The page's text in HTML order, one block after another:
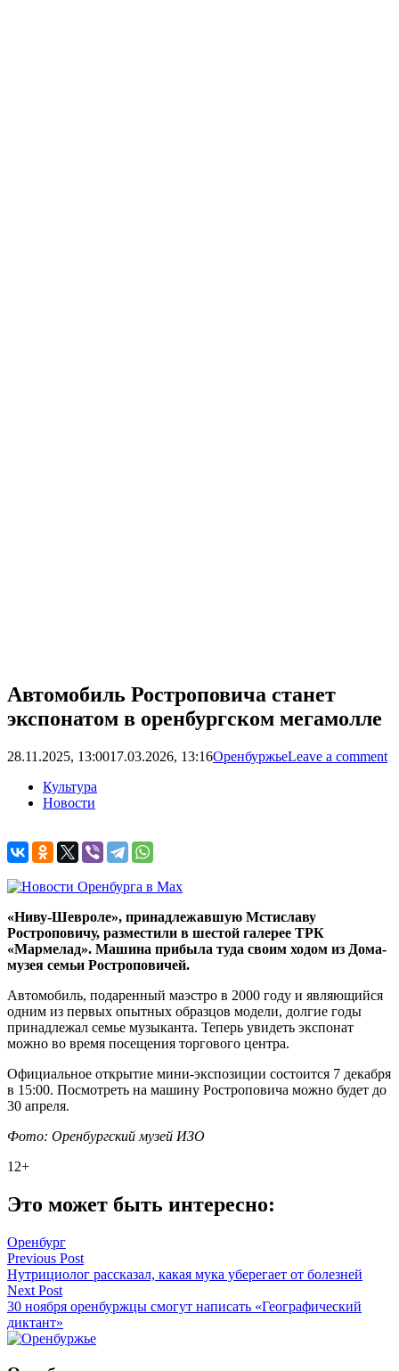
Автомобиль Ростроповича станет
экспонатом в оренбургском мегамолле
28.11.2025, 13:0017.03.2026, 13:16ОренбуржьеLeave a comment
Культура
Новости
«Ниву-Шевроле», принадлежавшую Мстиславу
Ростроповичу, разместили в шестой галерее ТРК
«Мармелад». Машина прибыла туда своим ходом из Дома-
музея семьи Ростроповичей.
Автомобиль, подаренный маэстро в 2000 году и являющийся
одним из первых опытных образцов модели, долгие годы
принадлежал семье музыканта. Теперь увидеть экспонат
можно во время посещения торгового центра.
Официальное открытие мини-экспозиции состоится 7 декабря
в 15:00. Посмотреть на машину Ростроповича можно будет до
30 апреля.
Фото: Оренбургский музей ИЗО
12+
Это может быть интересно:
Оренбург
Навигация
по
записям
Previous Post
Нутрициолог рассказал, какая мука уберегает от болезней
Next Post
30 ноября оренбуржцы смогут написать «Географический
диктант»